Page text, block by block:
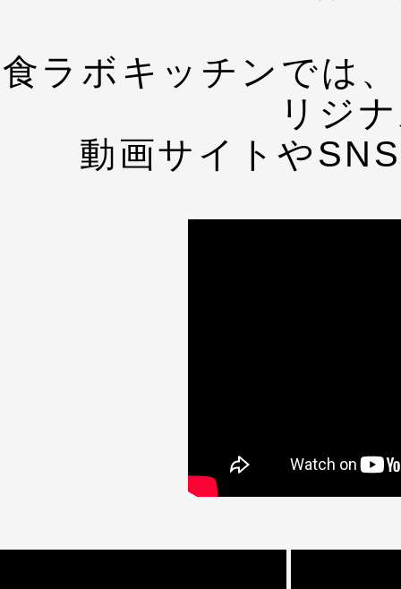
食ラボキッチンでは
リジ
動画サイトや